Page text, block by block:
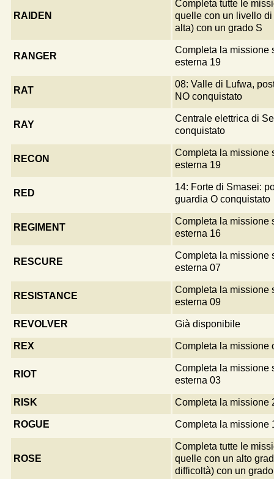
RAIDEN
Completa tutte le
quelle con un livello
alta) con un grado S
RANGER
Completa la missione
esterna 19
RAT
08: Valle di Lufwa,
NO conquistato
RAY
Centrale elettrica di
conquistato
RECON
Completa la missione
esterna 19
RED
14: Forte di Smasei:
guardia O conquistato
REGIMENT
Completa la missione
esterna 16
RESCURE
Completa la missione
esterna 07
RESISTANCE
Completa la missione
esterna 09
REVOLVER Già disponibile
REX Completa la missione
RIOT
Completa la missione
esterna 03
RISK Completa la missione
ROGUE Completa la missione
ROSE
Completa tutte le
quelle con un alto
difficoltà) con un